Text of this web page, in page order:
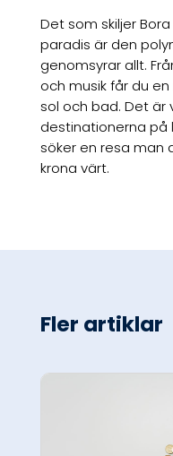
Det som skiljer
paradis är den
genomsyrar allt.
och musik får du
sol och bad. Det är
destinationerna på
söker en resa man
krona värt.
Fler artiklar